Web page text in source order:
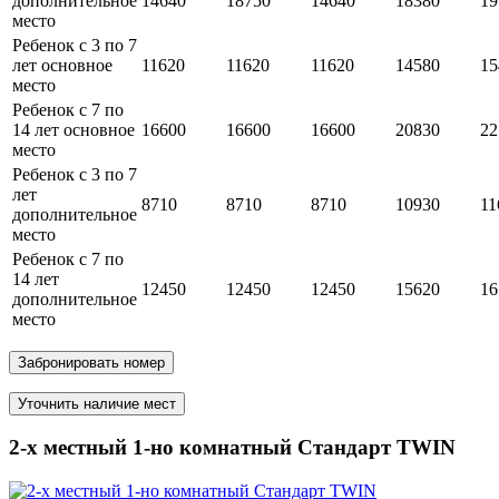
место
Ребенок с 3 по 7
лет основное
место
11620 11620 11620 14580
Ребенок с 7 по
14 лет основное
место
16600 16600 16600 20830
Ребенок с 3 по 7
лет
дополнительное
место
8710 8710 8710 10930
Ребенок с 7 по
14 лет
дополнительное
место
12450 12450 12450 15620
Забронировать номер
Уточнить наличие мест
2-х местный 1-но комнатный Стандарт TWIN